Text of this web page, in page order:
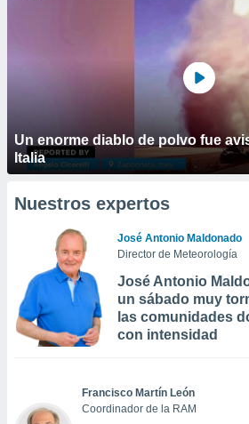
Un enorme diablo de polvo fue
Italia
Nuestros expertos
José Antonio Maldonado
Director de Meteorología
José Antonio
un sábado muy
las comunidades
con intensidad
Francisco Martín León
Coordinador de la RAM